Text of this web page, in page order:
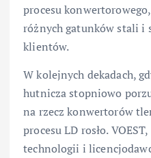
procesu
różnych gatunków stali i
klientów.
W kolejnych dekadach,
hutnicza stopniowo
na rzecz konwertorów
procesu LD rosło.
technologii i